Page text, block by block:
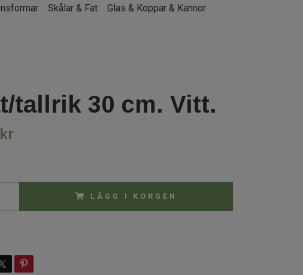
Skålar & Fat Glas & Koppar & Kannor
tallrik 30 cm. Vitt.
LÄGG I KORGEN